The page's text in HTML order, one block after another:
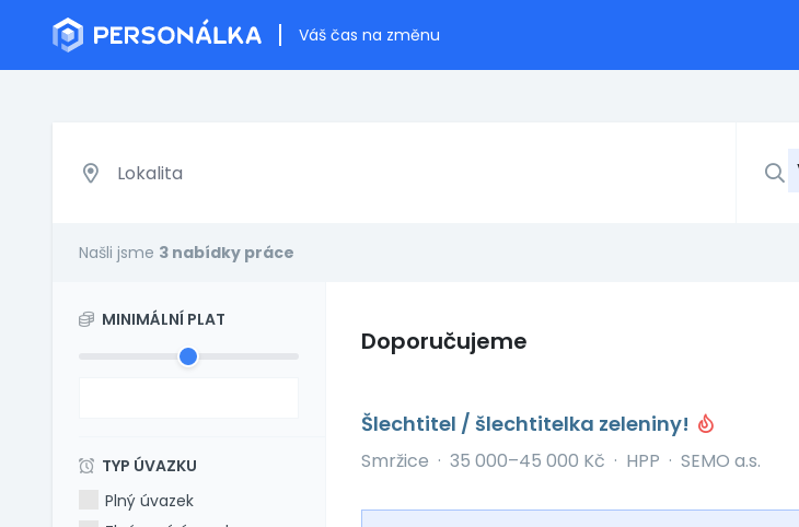
Váš čas na změnu
Našli jsme 3 nabídky práce
MINIMÁLNÍ PLAT
TYP ÚVAZKU
Plný úvazek
Doporučujeme
Šlechtitel / šlechtitelka zeleniny!
Smržice · 35 000–45 000 Kč · HPP · SEMO a.s.